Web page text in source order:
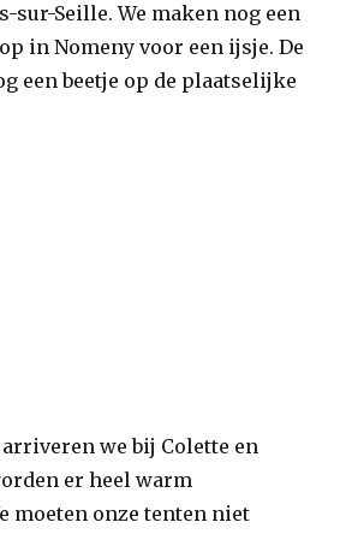
Seille. We maken nog een
in Nomeny voor een ijsje. De
een beetje op de plaatselijke
we bij Colette en
er heel warm
moeten onze tenten niet